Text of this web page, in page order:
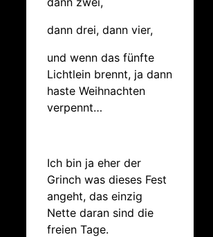
dann drei, dann vier,
und wenn das fünfte
Lichtlein brennt, ja dann
haste Weihnachten
verpennt…
Ich bin ja eher der
Grinch was dieses Fest
angeht, das einzig
Nette daran sind die
freien Tage.